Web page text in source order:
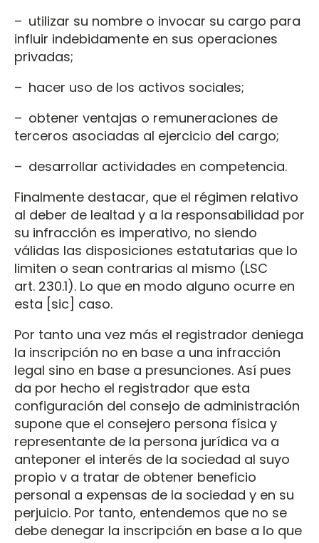
– utilizar su nombre o invocar su cargo para
influir indebidamente en sus operaciones
privadas;
– hacer uso de los activos sociales;
– obtener ventajas o remuneraciones de
terceros asociadas al ejercicio del cargo;
– desarrollar actividades en competencia.
Finalmente destacar, que el régimen relativo
al deber de lealtad y a la responsabilidad por
su infracción es imperativo, no siendo
válidas las disposiciones estatutarias que lo
limiten o sean contrarias al mismo (LSC
art. 230.1). Lo que en modo alguno ocurre en
esta [sic] caso.
Por tanto una vez más el registrador deniega
la inscripción no en base a una infracción
legal sino en base a presunciones. Así pues
da por hecho el registrador que esta
configuración del consejo de administración
supone que el consejero persona física y
representante de la persona jurídica va a
anteponer el interés de la sociedad al suyo
propio v a tratar de obtener beneficio
personal a expensas de la sociedad y en su
perjuicio. Por tanto, entendemos que no se
debe denegar la inscripción en base a lo que